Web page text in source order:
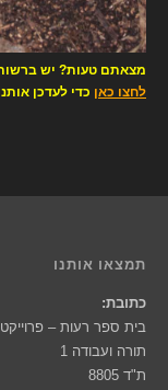
מצאתם טעות? יש
לחצו כאן כדי לעדכן
תמצאו אותנו
כתובת:
בית ספר רעות – פרוייקט
תורה ועבודה 1
ת"ד 8805